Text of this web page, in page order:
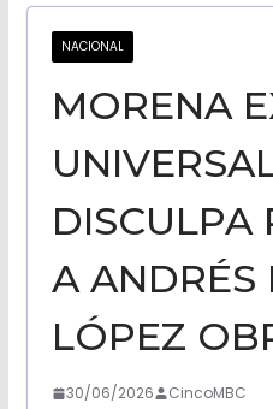
NACIONAL
MORENA
DISCULPA
A ANDRÉS
LÓPEZ
30/06/2026 CincoMBC